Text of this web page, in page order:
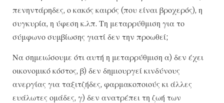
πενηντάρηδες, ο κακός καιρός (που είναι βροχερός), η
συγκυρία, η ύφεση κ.λπ. Τη μεταρρύθμιση για το
σύμφωνο συμβίωσης γιατί δεν την προωθεί;
Να σημειώσουμε ότι αυτή η μεταρρύθμιση α) δεν έχει
οικονομικό κόστος, β) δεν δημιουργεί κινδύνους
ανεργίας για ταξιτζήδες, φαρμακοποιούς κι άλλες
ευάλωτες ομάδες, γ) δεν ανατρέπει τη ζωή των